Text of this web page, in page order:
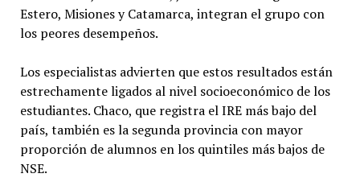
Estero, Misiones y Catamarca, integran el grupo con
los peores desempeños.
Los especialistas advierten que estos resultados están
estrechamente ligados al nivel socioeconómico de los
estudiantes. Chaco, que registra el IRE más bajo del
país, también es la segunda provincia con mayor
proporción de alumnos en los quintiles más bajos de
NSE.